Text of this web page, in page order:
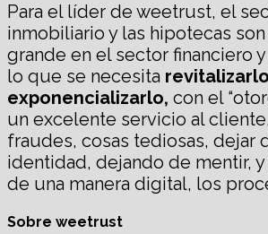
Para el líder de weetrust, el
inmobiliario y las hipotecas
grande en el sector financiero
lo que se necesita
exponencializarlo, con el
un excelente servicio al
fraudes, cosas tediosas, dejar
identidad, dejando de mentir,
de una manera digital, los
Sobre weetrust